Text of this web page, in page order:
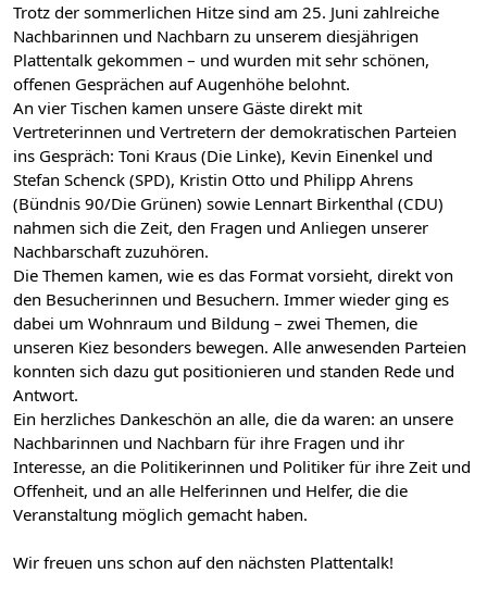
Trotz der sommerlichen Hitze sind am 25. Juni zahlreiche
Nachbarinnen und Nachbarn zu unserem diesjährigen
Plattentalk gekommen – und wurden mit sehr schönen,
offenen Gesprächen auf Augenhöhe belohnt.
An vier Tischen kamen unsere Gäste direkt mit
Vertreterinnen und Vertretern der demokratischen Parteien
ins Gespräch: Toni Kraus (Die Linke), Kevin Einenkel und
Stefan Schenck (SPD), Kristin Otto und Philipp Ahrens
(Bündnis 90/Die Grünen) sowie Lennart Birkenthal (CDU)
nahmen sich die Zeit, den Fragen und Anliegen unserer
Nachbarschaft zuzuhören.
Die Themen kamen, wie es das Format vorsieht, direkt von
den Besucherinnen und Besuchern. Immer wieder ging es
dabei um Wohnraum und Bildung – zwei Themen, die
unseren Kiez besonders bewegen. Alle anwesenden Parteien
konnten sich dazu gut positionieren und standen Rede und
Antwort.
Ein herzliches Dankeschön an alle, die da waren: an unsere
Nachbarinnen und Nachbarn für ihre Fragen und ihr
Interesse, an die Politikerinnen und Politiker für ihre Zeit und
Offenheit, und an alle Helferinnen und Helfer, die die
Veranstaltung möglich gemacht haben.
Wir freuen uns schon auf den nächsten Plattentalk!